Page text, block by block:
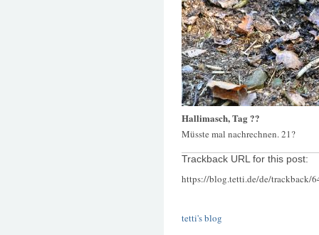
Hallimasch, Tag ??
Müsste mal nachrechnen. 21?
Trackback URL for this post:
https://blog.tetti.de/de/trackback/
tetti's blog